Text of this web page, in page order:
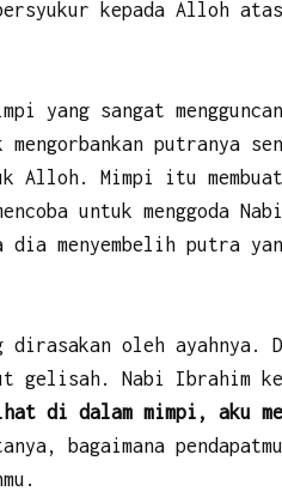
kepada Alloh atas
yang sangat
putranya
Alloh. Mimpi itu
untuk menggoda
dia menyembelih putra
oleh ayahnya.
gelisah. Nabi Ibrahim
di dalam mimpi, aku
bagaimana